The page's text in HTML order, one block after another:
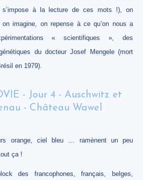
s’impose à la lecture de ces mots !), on
on imagine, on repense à ce qu’on nous a
« scientifiques », des
du docteur Josef Mengele (mort
en 1979).
orange, ciel bleu … ramènent un peu
ça !
des francophones, français, belges,